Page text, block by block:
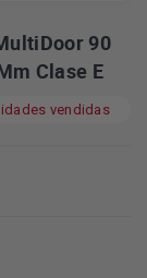
90
Clase E
vendidas